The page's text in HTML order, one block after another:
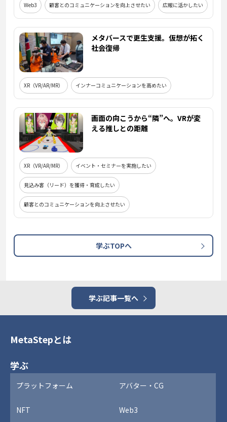
Web3 顧客とのコミュニケーションを向上させたい 広報に活かしたい
メタバースで更生支援。仮想が拓く
社会復帰
XR（VR/AR/MR） インナーコミュニケーションを高めたい
画面の向こうから“隣”へ。VRが変
える推しとの距離
XR（VR/AR/MR） イベント・セミナーを実施したい
見込み客（リード）を獲得・育成したい
顧客とのコミュニケーションを向上させたい
学ぶTOPへ
学ぶ記事一覧へ
MetaStepとは
学ぶ
プラットフォーム アバター・CG
NFT Web3